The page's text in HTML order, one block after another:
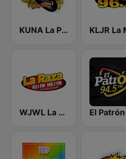
KUNA La Poderosa 96.7 FM
WJWL La Raza